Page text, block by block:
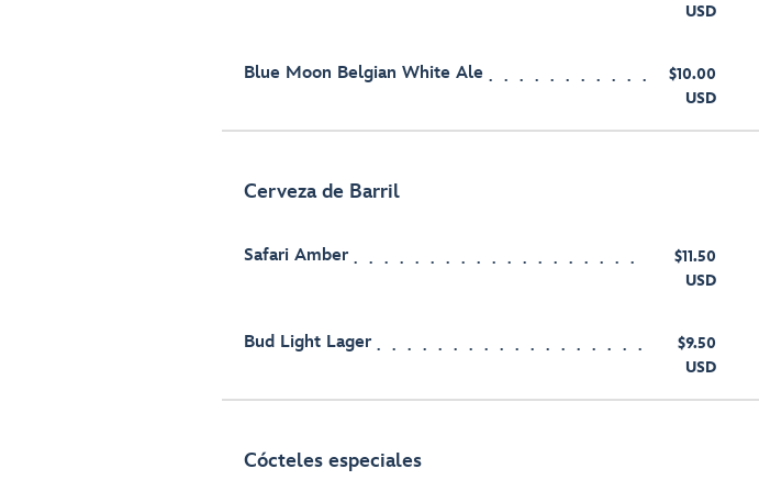
USD
Blue Moon Belgian White Ale
$10.00
USD
Cerveza de Barril
Safari Amber
$11.50
USD
Bud Light Lager
$9.50
USD
Cócteles especiales